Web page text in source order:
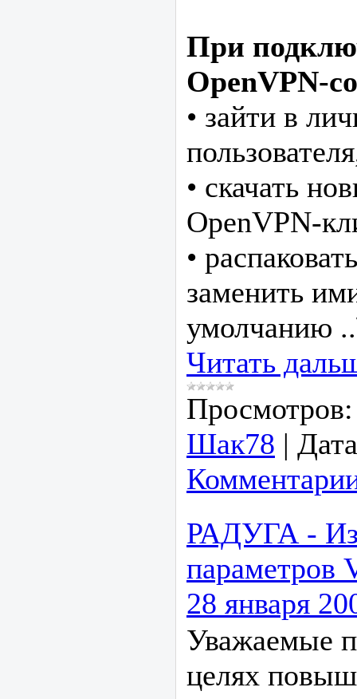
При
OpenVPN-
• зайти в
• скачать
OpenVPN-
•
заменить
умолчанию
Читать
Просмотров:
Шак78 |
РАДУГА -
параметров
28 января
Уважаемые
целях